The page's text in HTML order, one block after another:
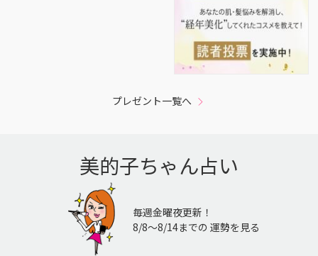
プレゼント一覧へ
美的子ちゃん占い
毎週金曜夜更新！
8/8〜8/14までの 運勢を見る